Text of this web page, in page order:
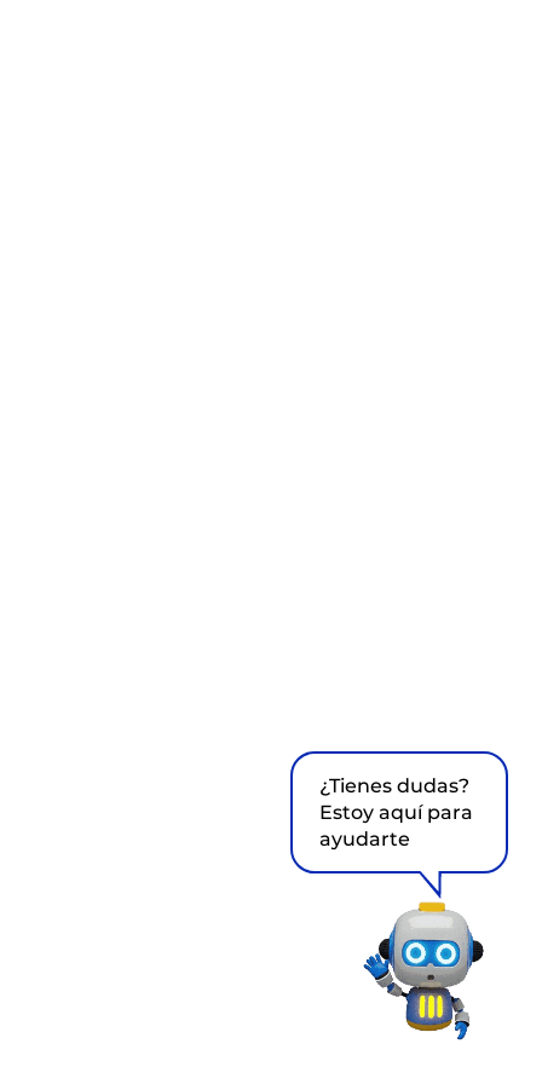
¿Tienes dudas?
Estoy aquí para
ayudarte